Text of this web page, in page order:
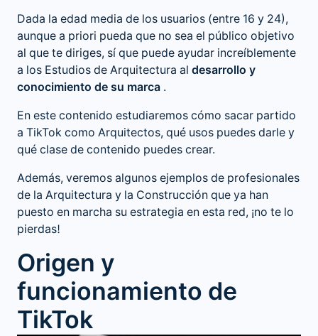
Dada la edad media de los usuarios (entre 16 y 24),
aunque a priori pueda que no sea el público objetivo
al que te diriges, sí que puede ayudar increíblemente
a los Estudios de Arquitectura al desarrollo y
conocimiento de su marca .
En este contenido estudiaremos cómo sacar partido
a TikTok como Arquitectos, qué usos puedes darle y
qué clase de contenido puedes crear.
Además, veremos algunos ejemplos de profesionales
de la Arquitectura y la Construcción que ya han
puesto en marcha su estrategia en esta red, ¡no te lo
pierdas!
Origen y
funcionamiento de
TikTok